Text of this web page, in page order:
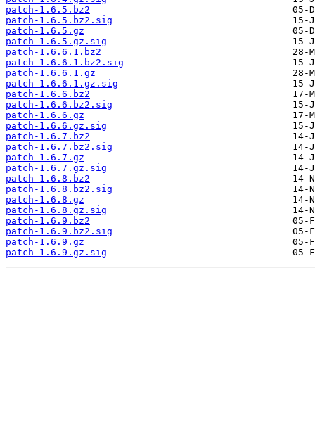
patch-1.6.5.bz2
patch-1.6.5.bz2.sig
patch-1.6.5.gz
patch-1.6.5.gz.sig
patch-1.6.6.1.bz2
patch-1.6.6.1.bz2.sig
patch-1.6.6.1.gz
patch-1.6.6.1.gz.sig
patch-1.6.6.bz2
patch-1.6.6.bz2.sig
patch-1.6.6.gz
patch-1.6.6.gz.sig
patch-1.6.7.bz2
patch-1.6.7.bz2.sig
patch-1.6.7.gz
patch-1.6.7.gz.sig
patch-1.6.8.bz2
patch-1.6.8.bz2.sig
patch-1.6.8.gz
patch-1.6.8.gz.sig
patch-1.6.9.bz2
patch-1.6.9.bz2.sig
patch-1.6.9.gz
patch-1.6.9.gz.sig